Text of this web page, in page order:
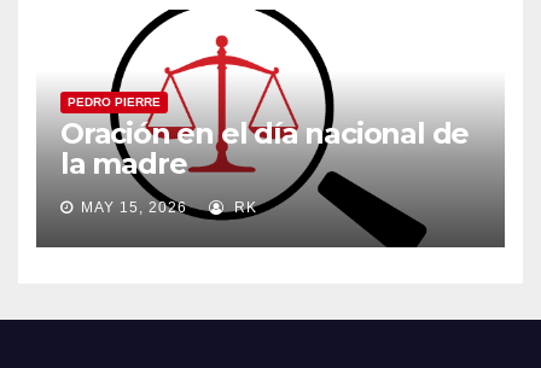
PEDRO PIERRE
Oración en el día nacional de
la madre
MAY 15, 2026 RK